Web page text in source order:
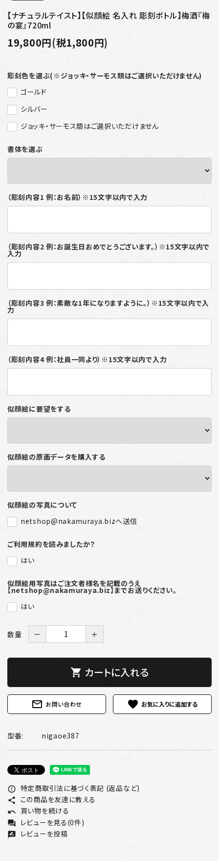
【ナチュラルテイスト】【似顔絵 名入れ 彫刻ボトル】梅酒『梅
の宴』720ml
19,800円(税1,800円)
彫刻色を選ぶ(※ジョッキ・サーモス類はご選択いただけません)
ゴールド
シルバー
ジョッキ・サーモス類はご選択いただけません
書体を選ぶ
（彫刻内容1 例：お名前）※15文字以内で入力
（彫刻内容2 例：お誕生日おめでとうございます。）※15文字以内で
入力
（彫刻内容3 例：素敵な1年になりますように。）※15文字以内で入
力
（彫刻内容4 例：社員一同より）※15文字以内で入力
似顔絵に要望をする
似顔絵の原画データを購入する
似顔絵の写真について
netshop@nakamuraya.bizへ送信
ご利用規約を読みましたか？
はい
似顔絵用写真はご注文者様名を記載のうえ
【netshop@nakamuraya.biz】までお送りください。
はい
数量 － ＋
shopping_cart カートに入れる
mail_outline お問い合わせ favorite
型番: nigaoe387
error_outline 特定商取引法に基づく表記 (返品など)
share この商品を友達に教える
undo 買い物を続ける
forum レビューを見る(0件)
rate_review レビューを投稿